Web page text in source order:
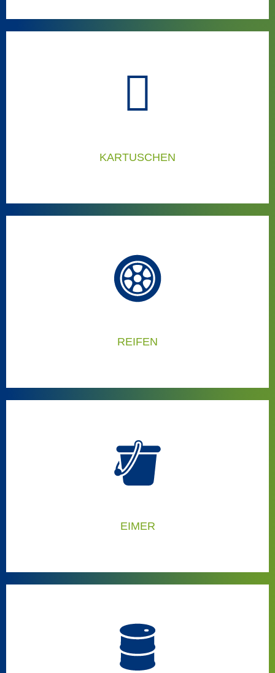
DIE RICHTIGEN LÖSUNGEN FÜR KABEL:
Dann sind diese Anlagen die richtigen für Sie:
KARTUSCHEN
DIE RICHTIGEN LÖSUNGEN FÜR
KARTUSCHEN:
Dann sind diese Anlagen die richtigen für Sie:
REIFEN
DIE RICHTIGEN LÖSUNGEN FÜR REIFEN:
Dann sind diese Anlagen die richtigen für Sie:
EIMER
DIE RICHTIGEN LÖSUNGEN FÜR EIMER:
Dann sind diese Anlagen die richtigen für Sie: